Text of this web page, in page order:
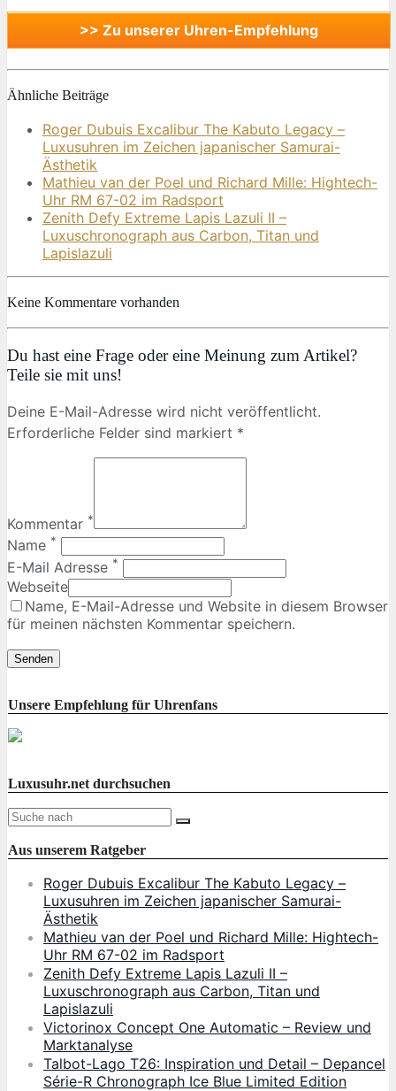
>> Zu unserer Uhren-Empfehlung
Ähnliche Beiträge
Roger Dubuis Excalibur The Kabuto Legacy –
Luxusuhren im Zeichen japanischer Samurai-
Ästhetik
Mathieu van der Poel und Richard Mille: Hightech-
Uhr RM 67-02 im Radsport
Zenith Defy Extreme Lapis Lazuli II –
Luxuschronograph aus Carbon, Titan und
Lapislazuli
Keine Kommentare vorhanden
Du hast eine Frage oder eine Meinung zum Artikel?
Teile sie mit uns!
Deine E-Mail-Adresse wird nicht veröffentlicht.
Erforderliche Felder sind markiert *
Kommentar *
Name *
E-Mail Adresse *
Webseite
Name, E-Mail-Adresse und Website in diesem Browser
für meinen nächsten Kommentar speichern.
Unsere Empfehlung für Uhrenfans
Luxusuhr.net durchsuchen
Aus unserem Ratgeber
Roger Dubuis Excalibur The Kabuto Legacy –
Luxusuhren im Zeichen japanischer Samurai-
Ästhetik
Mathieu van der Poel und Richard Mille: Hightech-
Uhr RM 67-02 im Radsport
Zenith Defy Extreme Lapis Lazuli II –
Luxuschronograph aus Carbon, Titan und
Lapislazuli
Victorinox Concept One Automatic – Review und
Marktanalyse
Talbot-Lago T26: Inspiration und Detail – Depancel
Série-R Chronograph Ice Blue Limited Edition